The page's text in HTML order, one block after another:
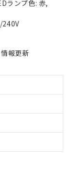
ランプ色: 赤,
報更新